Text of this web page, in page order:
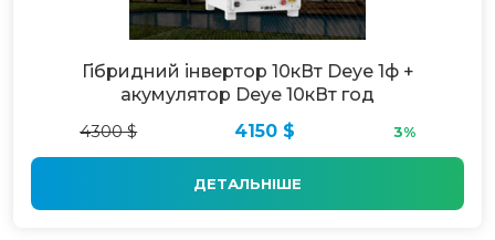
Гібридний інвертор 10кВт Deye 1ф +
акумулятор Deye 10кВт год
4300 $
4150 $ 3%
ДЕТАЛЬНІШЕ